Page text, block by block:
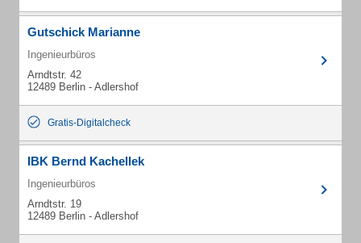
Gutschick Marianne
Ingenieurbüros
Arndtstr. 42
12489 Berlin - Adlershof
Gratis-Digitalcheck
IBK Bernd Kachellek
Ingenieurbüros
Arndtstr. 19
12489 Berlin - Adlershof